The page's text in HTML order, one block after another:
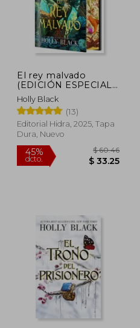
El rey malvado
(EDICIÓN ESPECIAL
LIMITADA)
Holly Black
(13)
Editorial Hidra, 2025, Tapa
Dura, Nuevo
45%